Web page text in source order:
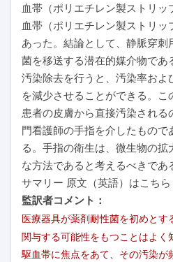
血帯（ポリエチレン製ストリ
血帯（ポリエチレン製ストリ
あった。結論として、静脈穿刺
菌を移送する潜在的媒介物で
汚染除去を行うと、汚染率およ
を減少させることができる。
患者の皮膚から直接汚染され
門看護師の手指を介したもので
る。手指の衛生は、微生物の
な方法であると考えるべきであ
サマリー 原文（英語）はこちら
監訳者コメント：
医療器具が薬剤耐性菌を初めとす
関与する可能性をもつことはよく
駆血帯に焦点をあて、その汚染が